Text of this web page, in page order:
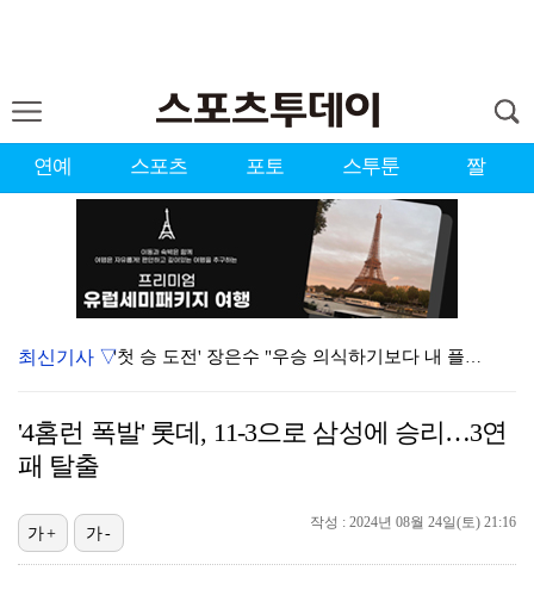
연예 스포츠 포토 스투툰 짤
'첫 승 도전' 장은수 "우승 의식하기보다 내 플레이에…
에스파, '쇠맛'부터 '달콤한 맛'까지…고척돔 가득 채…
맨시티 마레스카 감독 "이강인은 훌륭한 선수…아틀레티코…
최신기사 ▽
'4홈런 폭발' 롯데, 11-3으로 삼성에 승리…3연
패 탈출
작성 : 2024년 08월 24일(토) 21:16
가+ 가-